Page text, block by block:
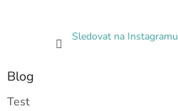
Sledovat na Instagramu
Blog
Test